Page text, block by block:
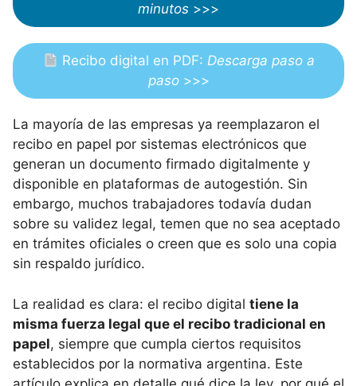
minutos >>>
Recibo digital en PDF: Descarga paso a
paso>>>
La mayoría de las empresas ya reemplazaron el
recibo en papel por sistemas electrónicos que
generan un documento firmado digitalmente y
disponible en plataformas de autogestión. Sin
embargo, muchos trabajadores todavía dudan
sobre su validez legal, temen que no sea aceptado
en trámites oficiales o creen que es solo una copia
sin respaldo jurídico.
La realidad es clara: el recibo digital tiene la
misma fuerza legal que el recibo tradicional en
papel, siempre que cumpla ciertos requisitos
establecidos por la normativa argentina. Este